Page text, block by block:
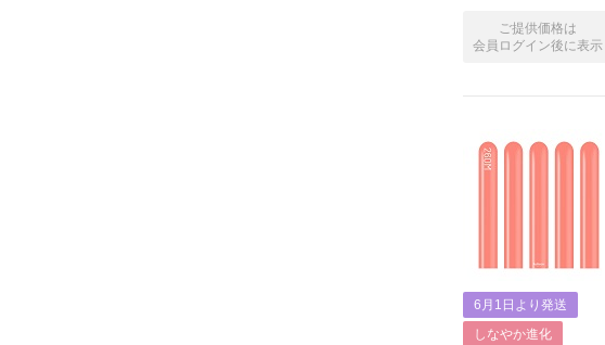
ご提供価格は
会員ログイン後に表示
6月1日より発送
しなやか進化